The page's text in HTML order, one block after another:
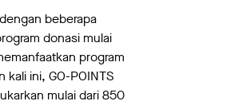
beberapa
donasi mulai
program
ini, GO-POINTS
mulai dari 850